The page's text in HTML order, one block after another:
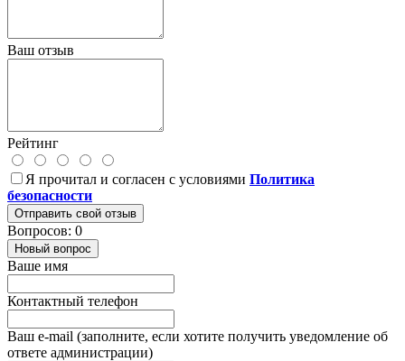
Ваш отзыв
Рейтинг
Я прочитал и согласен с условиями Политика
безопасности
Отправить свой отзыв
Вопросов: 0
Новый вопрос
Ваше имя
Контактный телефон
Ваш e-mail (заполните, если хотите получить уведомление об
ответе администрации)